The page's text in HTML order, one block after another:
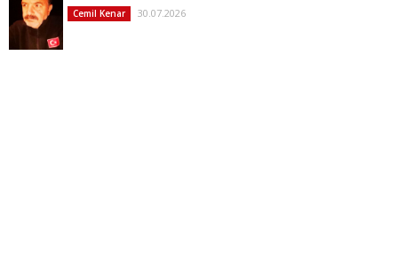
Cemil Kenar 30.07.2026